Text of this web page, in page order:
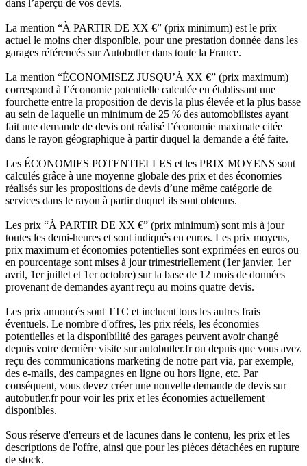
dans l’aperçu de vos devis.
La mention “À PARTIR DE XX €” (prix minimum) est le prix
actuel le moins cher disponible, pour une prestation donnée dans les
garages référencés sur Autobutler dans toute la France.
La mention “ÉCONOMISEZ JUSQU’À XX €” (prix maximum)
correspond à l’économie potentielle calculée en établissant une
fourchette entre la proposition de devis la plus élevée et la plus basse
au sein de laquelle un minimum de 25 % des automobilistes ayant
fait une demande de devis ont réalisé l’économie maximale citée
dans le rayon géographique à partir duquel la demande a été faite.
Les ÉCONOMIES POTENTIELLES et les PRIX MOYENS sont
calculés grâce à une moyenne globale des prix et des économies
réalisés sur les propositions de devis d’une même catégorie de
services dans le rayon à partir duquel ils sont obtenus.
Les prix “À PARTIR DE XX €” (prix minimum) sont mis à jour
toutes les demi-heures et sont indiqués en euros. Les prix moyens,
prix maximum et économies potentielles sont exprimées en euros ou
en pourcentage sont mises à jour trimestriellement (1er janvier, 1er
avril, 1er juillet et 1er octobre) sur la base de 12 mois de données
provenant de demandes ayant reçu au moins quatre devis.
Les prix annoncés sont TTC et incluent tous les autres frais
éventuels. Le nombre d'offres, les prix réels, les économies
potentielles et la disponibilité des garages peuvent avoir changé
depuis votre dernière visite sur autobutler.fr ou depuis que vous avez
reçu des communications marketing de notre part via, par exemple,
des e-mails, des campagnes en ligne ou hors ligne, etc. Par
conséquent, vous devez créer une nouvelle demande de devis sur
autobutler.fr pour voir les prix et les économies actuellement
disponibles.
Sous réserve d'erreurs et de lacunes dans le contenu, les prix et les
descriptions de l'offre, ainsi que pour les pièces détachées en rupture
de stock.